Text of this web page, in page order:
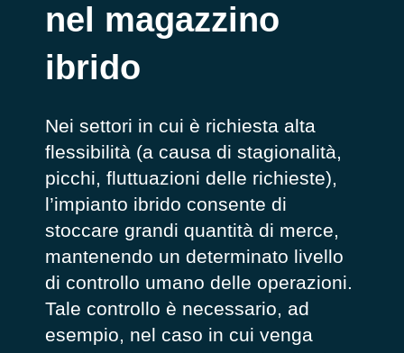
nel magazzino
ibrido
Nei settori in cui è richiesta alta
flessibilità (a causa di stagionalità,
picchi, fluttuazioni delle richieste),
l’impianto ibrido consente di
stoccare grandi quantità di merce,
mantenendo un determinato livello
di controllo umano delle operazioni.
Tale controllo è necessario, ad
esempio, nel caso in cui venga